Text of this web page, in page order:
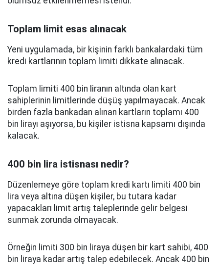
Toplam limit esas alınacak
Yeni uygulamada, bir kişinin farklı bankalardaki tüm
kredi kartlarının toplam limiti dikkate alınacak.
Toplam limiti 400 bin liranın altında olan kart
sahiplerinin limitlerinde düşüş yapılmayacak. Ancak
birden fazla bankadan alınan kartların toplamı 400
bin lirayı aşıyorsa, bu kişiler istisna kapsamı dışında
kalacak.
400 bin lira istisnası nedir?
Düzenlemeye göre toplam kredi kartı limiti 400 bin
lira veya altına düşen kişiler, bu tutara kadar
yapacakları limit artış taleplerinde gelir belgesi
sunmak zorunda olmayacak.
Örneğin limiti 300 bin liraya düşen bir kart sahibi, 400
bin liraya kadar artış talep edebilecek. Ancak 400 bin